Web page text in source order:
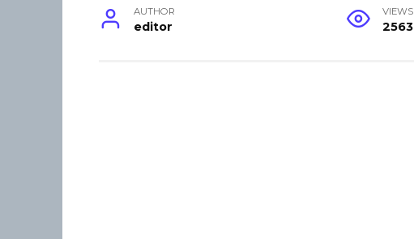
AUTHOR
editor
VIEWS
2563